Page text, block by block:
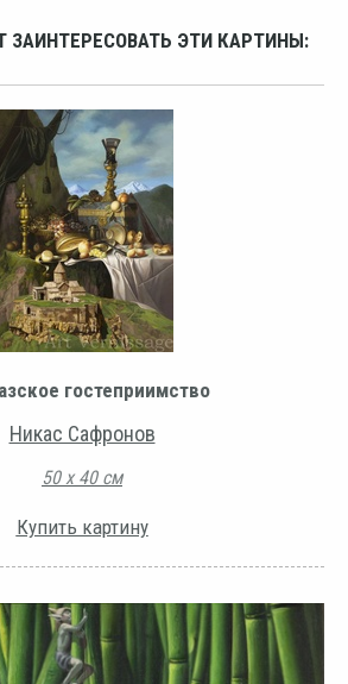
ЗАИНТЕРЕСОВАТЬ ЭТИ КАРТИНЫ:
гостеприимство
Никас Сафронов
50 х 40 см
Купить картину